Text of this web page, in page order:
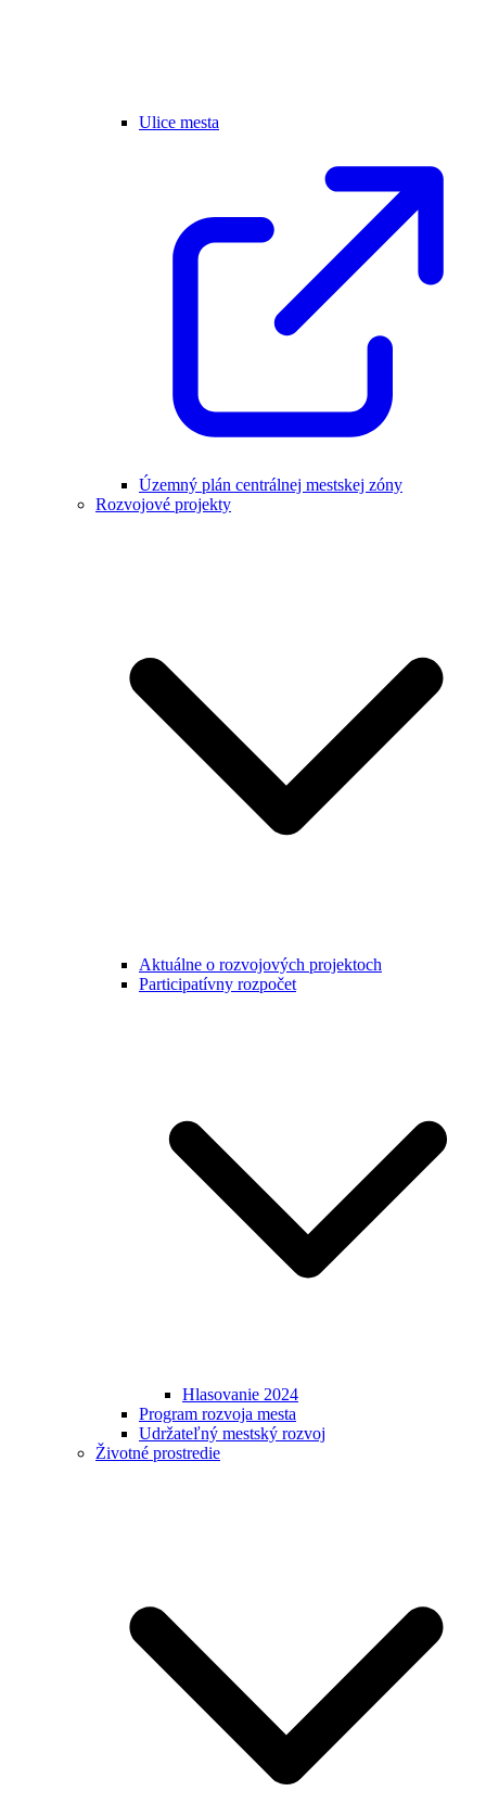
Ulice mesta
Územný plán centrálnej mestskej zóny
Rozvojové projekty
Aktuálne o rozvojových projektoch
Participatívny rozpočet
Hlasovanie 2024
Program rozvoja mesta
Udržateľný mestský rozvoj
Životné prostredie